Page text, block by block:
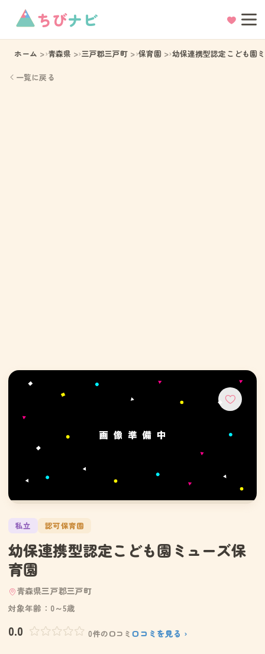
ちびナビ
ホーム 青森県 三戸郡三戸町 保育園 幼保連携型認定こども園
一覧に戻る
私立 認可保育園
幼保連携型認定こども園ミューズ保
育園
青森県三戸郡三戸町
対象年齢：0～5歳
0.0 0件の口コミ 口コミを見る ›